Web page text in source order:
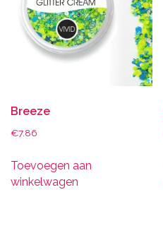
Breeze
€7.86
Toevoegen aan
winkelwagen